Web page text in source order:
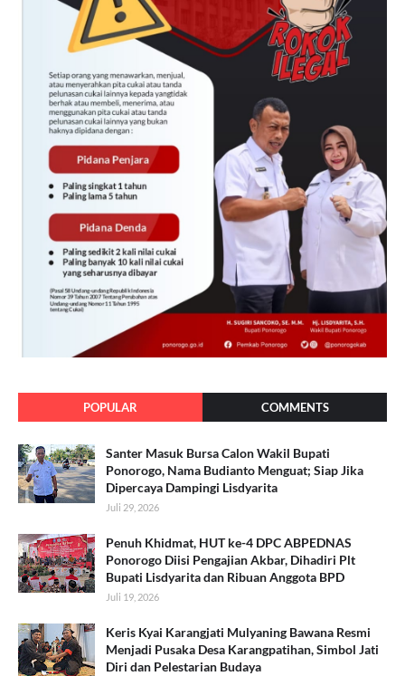
POPULAR COMMENTS
Santer Masuk Bursa Calon Wakil Bupati
Ponorogo, Nama Budianto Menguat; Siap Jika
Dipercaya Dampingi Lisdyarita
Juli 29, 2026
Penuh Khidmat, HUT ke-4 DPC ABPEDNAS
Ponorogo Diisi Pengajian Akbar, Dihadiri Plt
Bupati Lisdyarita dan Ribuan Anggota BPD
Juli 19, 2026
Keris Kyai Karangjati Mulyaning Bawana Resmi
Menjadi Pusaka Desa Karangpatihan, Simbol Jati
Diri dan Pelestarian Budaya